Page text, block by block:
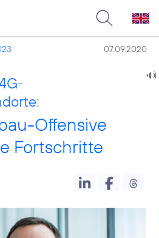
07.09.2020
Offensive
Fortschritte